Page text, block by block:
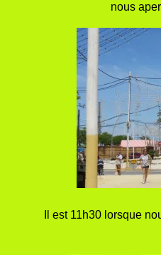
nous
Il est 11h30 lorsque